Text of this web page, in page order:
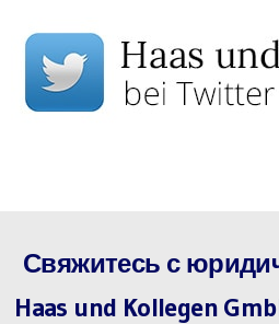
Свяжитесь с
Haas und Kollegen